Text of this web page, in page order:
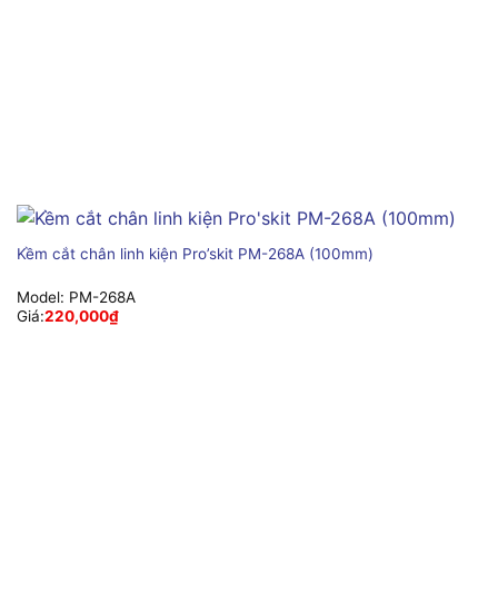
Kềm cắt chân linh kiện Pro’skit PM-268A (100mm)
Model: PM-268A
Giá:220,000₫